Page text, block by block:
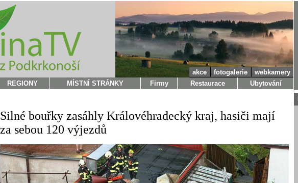
akce fotogalerie
webkamery
REGIONY
MÍSTNÍ STRÁNKY Firmy Restaurace Ubytování
Silné bouřky zasáhly Královéhradecký kraj, hasiči mají
za sebou 120 výjezdů